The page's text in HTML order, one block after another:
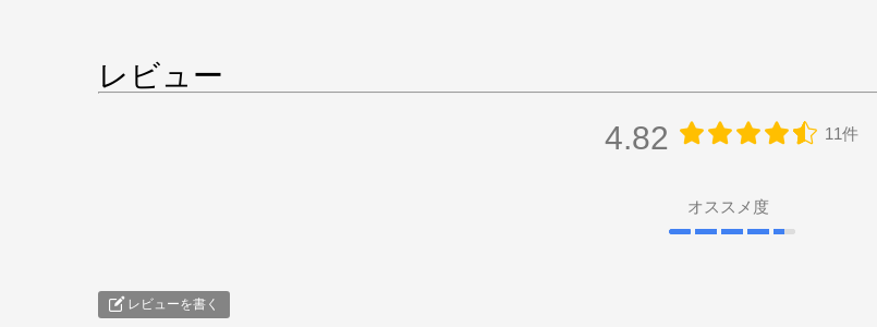
レビュー
4.82 11件
オススメ度
レビューを書く